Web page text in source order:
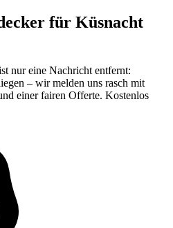
für Küsnacht
nur eine Nachricht entfernt:
– wir melden uns rasch mit
einer fairen Offerte. Kostenlos